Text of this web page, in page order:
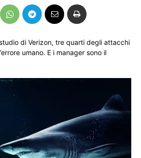
di Verizon, tre quarti degli attacchi
umano. E i manager sono il